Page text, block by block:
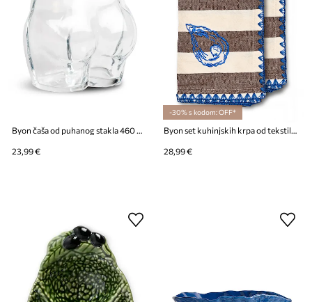
Byon čaša od puhanog stakla 460 ml
23,99 €
-30% s kodom: OFF*
Byon set kuhinjskih krpa od tekstilnog materijala 50 x 70 cm
28,99 €